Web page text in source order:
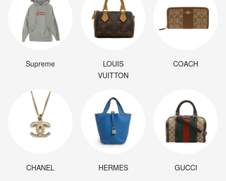
Supreme
LOUIS
VUITTON
COACH
CHANEL HERMES GUCCI